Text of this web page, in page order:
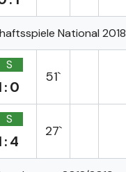
National 2018
S
51`
S
27`